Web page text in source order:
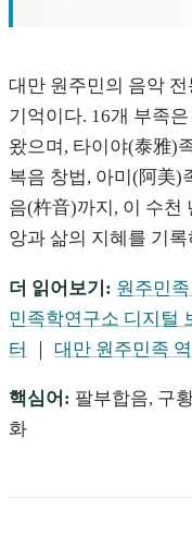
대만 원주민의 음악
기억이다. 16개 부족
왔으며, 타이야(泰雅)
복음 창법, 아미(阿美)
음(杵音)까지, 이 수천
앙과 삶의 지혜를 기
더 읽어보기: 원주민
민족학연구소 디지털
터
｜ 대만 원주민족
핵심어: 팔부합음, 구
화